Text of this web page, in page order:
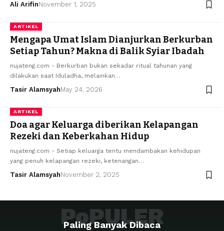
Ali ArifinNovember 1, 2025
ARTIKEL
Mengapa Umat Islam Dianjurkan Berkurban
Setiap Tahun? Makna di Balik Syiar Ibadah
nujateng.com - Berkurban bukan sekadar ritual tahunan yang
dilakukan saat Iduladha, melainkan…
Tasir AlamsyahMay 24, 2026
ARTIKEL
Doa agar Keluarga diberikan Kelapangan
Rezeki dan Keberkahan Hidup
nujateng.com - Setiap keluarga tentu mendambakan kehidupan
yang penuh kelapangan rezeki, ketenangan…
Tasir AlamsyahNovember 2, 2025
Paling Banyak Dibaca
PoPULER